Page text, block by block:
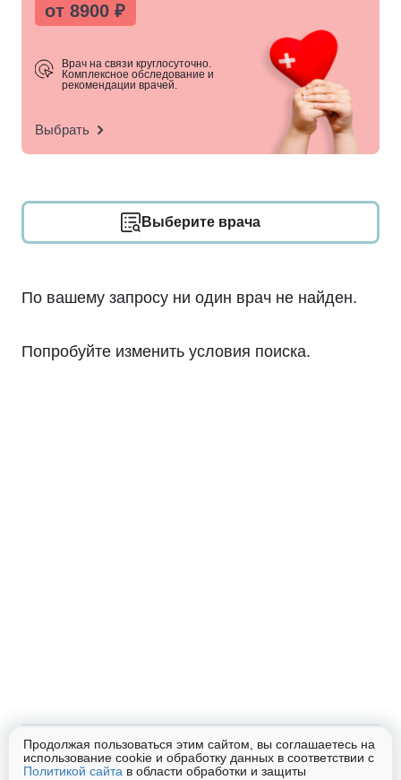
от 8900 ₽
Врач на связи круглосуточно.
Комплексное обследование и
рекомендации врачей.
Выбрать
Выберите врача
По вашему запросу ни один врач не найден.
Попробуйте изменить условия поиска.
Помощь Блог Контакты Список лабораторий
Продолжая пользоваться этим сайтом, вы соглашаетесь на
использование cookie и обработку данных в соответствии с
Политикой сайта в области обработки и защиты